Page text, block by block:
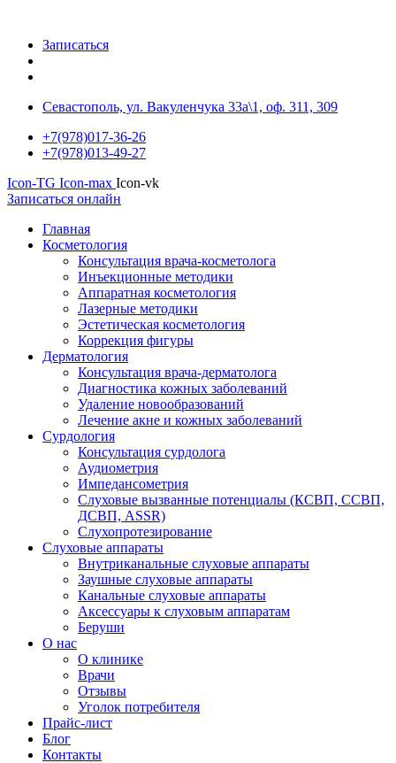
Записаться
Севастополь, ул. Вакуленчука 33а\1, оф. 311, 309
+7(978)017-36-26
+7(978)013-49-27
Icon-TG Icon-max Icon-vk
Записаться онлайн
Главная
Косметология
Консультация врача-косметолога
Инъекционные методики
Аппаратная косметология
Лазерные методики
Эстетическая косметология
Коррекция фигуры
Дерматология
Консультация врача-дерматолога
Диагностика кожных заболеваний
Удаление новообразований
Лечение акне и кожных заболеваний
Сурдология
Консультация сурдолога
Аудиометрия
Импедансометрия
Слуховые вызванные потенциалы (КСВП, ССВП,
ДСВП, ASSR)
Слухопротезирование
Слуховые аппараты
Внутриканальные слуховые аппараты
Заушные слуховые аппараты
Канальные слуховые аппараты
Аксессуары к слуховым аппаратам
Беруши
О нас
О клинике
Врачи
Отзывы
Уголок потребителя
Прайс-лист
Блог
Контакты